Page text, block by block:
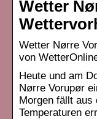
Wetter
Wetter Nørre
von
Heute und am
Nørre Vorupør
Morgen fällt aus
Temperaturen